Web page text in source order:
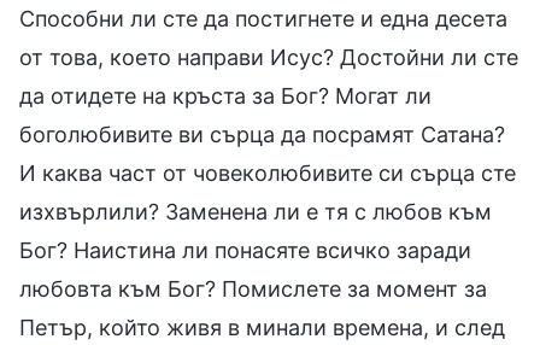
Способни ли сте да постигнете и една десета
от това, което направи Исус? Достойни ли сте
да отидете на кръста за Бог? Могат ли
боголюбивите ви сърца да посрамят Сатана?
И каква част от човеколюбивите си сърца сте
изхвърлили? Заменена ли е тя с любов към
Бог? Наистина ли понасяте всичко заради
любовта към Бог? Помислете за момент за
Петър, който живя в минали времена, и след